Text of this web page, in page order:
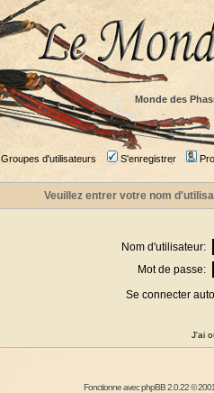
Monde des
Groupes d'utilisateurs S'enregistrer
Veuillez entrer votre nom
Nom d'utilisateur:
Mot de passe:
Se connecter
J'ai
Fonctionne avecphpBB2.0.22 ©